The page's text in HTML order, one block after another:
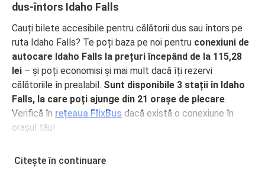
dus-întors Idaho Falls
Cauți bilete accesibile pentru călătorii dus sau întors pe
ruta Idaho Falls? Te poți baza pe noi pentru conexiuni de
autocare Idaho Falls la prețuri începând de la 115,28
lei – și poți economisi și mai mult dacă îți rezervi
călătoriile în prealabil. Sunt disponibile 3 stații în Idaho
Falls, la care poți ajunge din 21 orașe de plecare.
Verifică în rețeaua FlixBus dacă există o conexiune în
orașul tău!
Falls cu FlixBus
Citește în continuare